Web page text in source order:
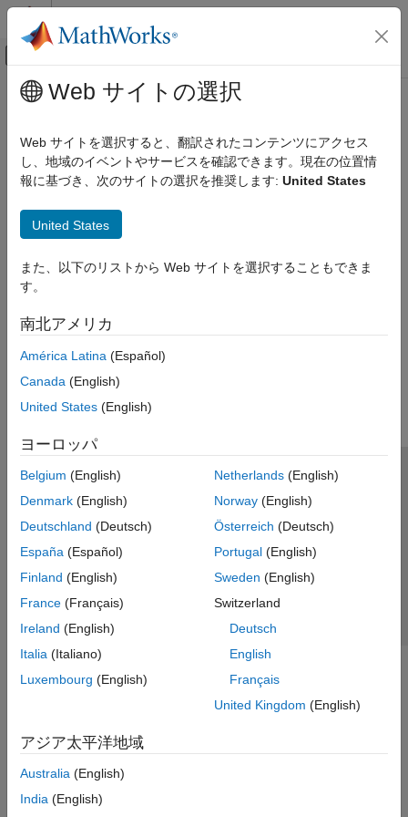
コンテンツへスキップ
オフキャンバス ナビゲーション メ
ドキュメンテーションのホーム
メインコンテンツ
How useful was this information?
Web サイトの選択
Web サイトを選択すると、翻訳されたコンテンツにアクセス
し、地域のイベントやサービスを確認できます。現在の位置情
報に基づき、次のサイトの選択を推奨します: United States
United States
また、以下のリストから Web サイトを選択することもできま
す。
南北アメリカ
América Latina (Español)
Canada (English)
United States (English)
ヨーロッパ
Belgium (English)
Denmark (English)
Deutschland (Deutsch)
España (Español)
Finland (English)
France (Français)
Ireland (English)
Italia (Italiano)
Luxembourg (English)
Netherlands(English)
Norway(English)
Österreich (Deutsch)
Portugal(English)
Sweden (English)
Switzerland
Deutsch
English
Français
United Kingdom (English)
アジア太平洋地域
Australia (English)
India (English)
トラストセンター
プライバシー ポリシー
違法コピー防止
アプリケーション ステータス
© 1994-2026 The MathWorks, Inc.